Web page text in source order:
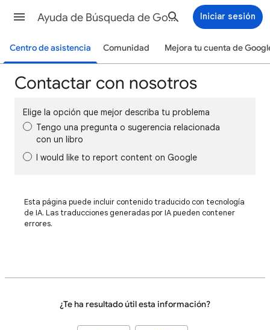
Ayuda de Búsqueda de Google Iniciar sesión
Centro de asistencia Comunidad Mejora tu cuenta de
Contactar con nosotros
Elige la opción que mejor describa tu problema
Tengo una pregunta o sugerencia relacionada
con un libro
I would like to report content on Google
Esta página puede incluir contenido traducido con tecnología
de IA. Las traducciones generadas por IA pueden contener
errores.
¿Te ha resultado útil esta información?